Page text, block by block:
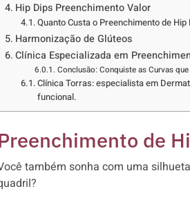
Hip Dips Preenchimento Valor
Quanto Custa o Preenchimento de Hip
Harmonização de Glúteos
Clínica Especializada em
Conclusão: Conquiste as Curvas
Clínica Torras: especialista em
funcional.
de
também sonha com uma